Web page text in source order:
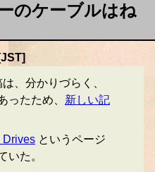
のケーブルはね
、分かりづらく、
ったため、 新しい記
Drives というページ
いた。